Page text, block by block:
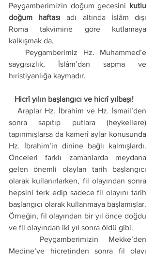
Peygamberimizin doğum gecesini kutlu
doğum haftası adı altında İslâm dışı
Roma takvimine göre kutlamaya
kalkışmak da,
saygısızlık, İslâm’dan sapma ve
hıristiyanlığa kaymadır.
   Hicrî yılın başlangıcı ve hicrî yılbaşı!
sonra sapıtıp putlara (heykellere)
tapınmışlarsa da kamerî aylar konusunda
Hz. İbrahim’in dinine bağlı kalmışlardı.
Önceleri farklı zamanlarda meydana
gelen önemli olayları tarih başlangıcı
olarak kullanırlarken, fil olayından sonra
hepsini terk edip sadece fil olayını tarih
başlangıcı olarak kullanmaya başlamışlar.
Örneğin, fil olayından bir yıl önce doğdu
ve fil olayından iki yıl sonra öldü gibi.
Medine’ye hicretinden sonra fil olayı